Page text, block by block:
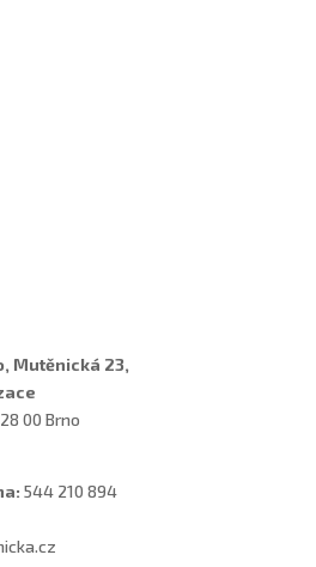
Mutěnická 23,
00 Brno
544 210 894